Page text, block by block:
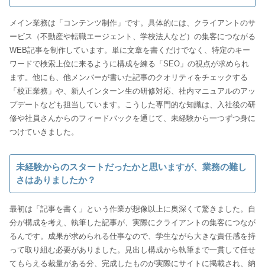
メイン業務は「コンテンツ制作」です。具体的には、クライアントのサ
ービス（不動産や転職エージェント、学校法人など）の集客につながる
WEB記事を制作しています。単に文章を書くだけでなく、特定のキー
ワードで検索上位に来るように構成を練る「SEO」の視点が求められ
ます。他にも、他メンバーが書いた記事のクオリティをチェックする
「校正業務」や、新人インターン生の研修対応、社内マニュアルのアッ
プデートなども担当しています。こうした専門的な知識は、入社後の研
修や社員さんからのフィードバックを通じて、未経験から一つずつ身に
つけていきました。
未経験からのスタートだったかと思いますが、業務の難し
さはありましたか？
最初は「記事を書く」という作業が想像以上に奥深くて驚きました。自
分が構成を考え、執筆した記事が、実際にクライアントの集客につなが
るんです。成果が求められる仕事なので、学生ながら大きな責任感を持
って取り組む必要がありました。見出し構成から執筆まで一貫して任せ
てもらえる裁量がある分、完成したものが実際にサイトに掲載され、納